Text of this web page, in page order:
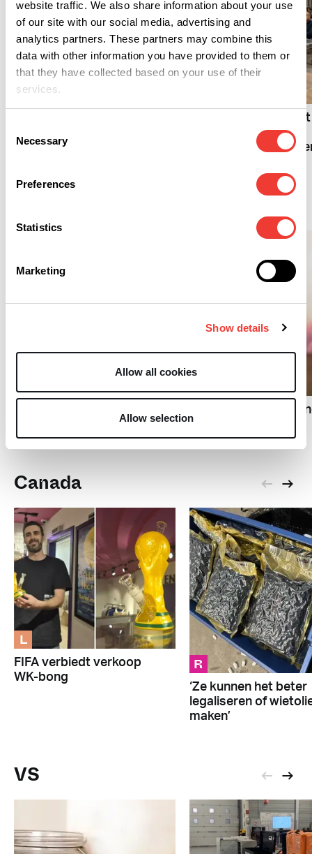
website traffic. We also share information about your use
of our site with our social media, advertising and
analytics partners. These partners may combine this
data with other information you have provided to them or
that they have collected based on your use of their
services.
Selection
Necessary
Preferences
Statistics
Marketing
Show details
Allow all cookies
Allow selection
R
Uitbreiding
wietexperiment op
Hoogeveen probeert
opnieuw eerste
coffeeshop te
maakt wiet alleen maar
R
VS zet
cannabis door
Canada
L
FIFA verbiedt verkoop
WK-bong
R
‘Ze kunnen het beter
legaliseren of
maken’
VS